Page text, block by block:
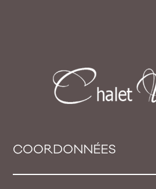
COORDONNÉES